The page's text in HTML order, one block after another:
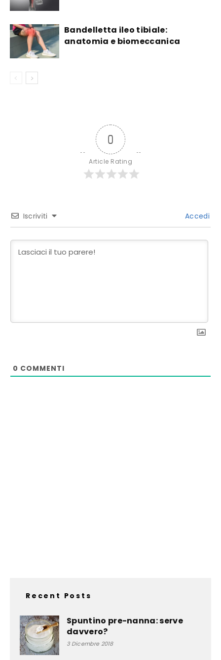
Bandelletta ileo tibiale:
anatomia e biomeccanica
0
Article Rating
Iscriviti Accedi
0 COMMENTI
Recent Posts
Spuntino pre-nanna: serve
davvero?
3 Dicembre 2018